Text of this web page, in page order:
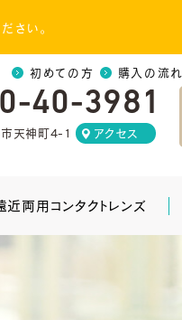
さい。
初めての方 購入の流れ
近両用コンタクトレンズ
40-3981
天神町4-1 アクセス